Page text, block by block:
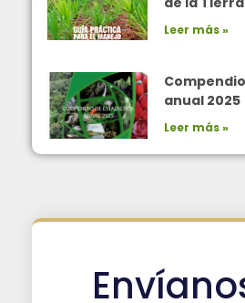
Leer más »
anual 2025
Leer más »